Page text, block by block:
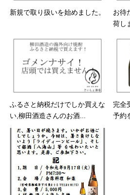
新規で取り扱いを始めました。
お待
荷し
ふるさと納税だけでしか買えな
い,柳田酒造さんのお酒...
完全
予約